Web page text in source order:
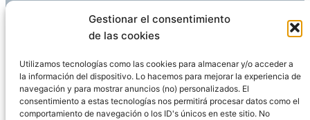
Gestionar el consentimiento
de las cookies
Utilizamos tecnologías como las cookies para almacenar y/o acceder a
la información del dispositivo. Lo hacemos para mejorar la experiencia de
navegación y para mostrar anuncios (no) personalizados. El
consentimiento a estas tecnologías nos permitirá procesar datos como el
comportamiento de navegación o los ID's únicos en este sitio. No
¿Tienes alguna duda o sugerencia? Escríbeme
info@empleosanitarioinvestigacion.es
Descargo de Responsabilidad